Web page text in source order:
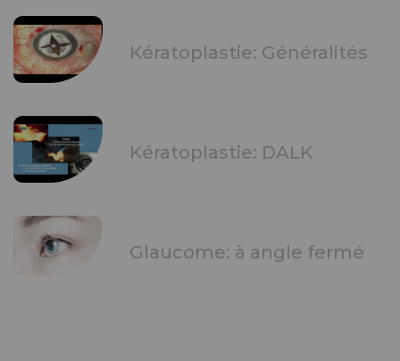
Kératoplastie: Généralités
Kératoplastie: DALK
Glaucome: à angle fermé